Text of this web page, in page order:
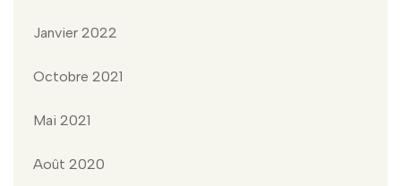
Janvier 2022
Octobre 2021
Mai 2021
Août 2020